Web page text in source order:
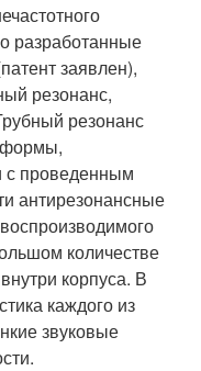
разработанные
заявлен),
резонанс,
резонанс
формы,
с проведенным
антирезонансные
количестве
корпуса. В
каждого из
звуковые